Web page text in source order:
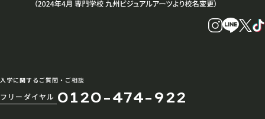
入学に関するご質問・ご相談
フリーダイヤル 0120-474-922